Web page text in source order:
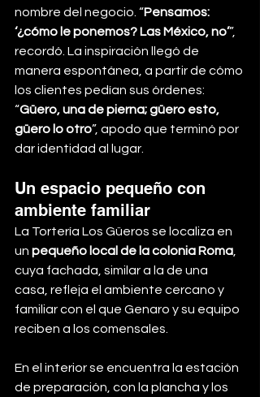
nombre del negocio. “Pensamos:
‘¿cómo le ponemos? Las México, no’”,
recordó. La inspiración llegó de
manera espontánea, a partir de cómo
los clientes pedían sus órdenes:
“Güero, una de pierna; güero esto,
güero lo otro”, apodo que terminó por
dar identidad al lugar.
Un espacio pequeño con
ambiente familiar
La Tortería Los Güeros se localiza en
un pequeño local de la colonia Roma
cuya fachada, similar a la de una
casa, refleja el ambiente cercano y
familiar con el que Genaro y su equipo
reciben a los comensales.
En el interior se encuentra la estación
de preparación, con la plancha y los